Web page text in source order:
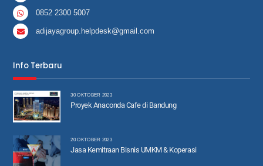
0852 2300 5007
adijayagroup.helpdesk@gmail.com
Info Terbaru
30 OKTOBER 2023
Proyek Anaconda Cafe di Bandung
20 OKTOBER 2023
Jasa Kemitraan Bisnis UMKM & Koperasi